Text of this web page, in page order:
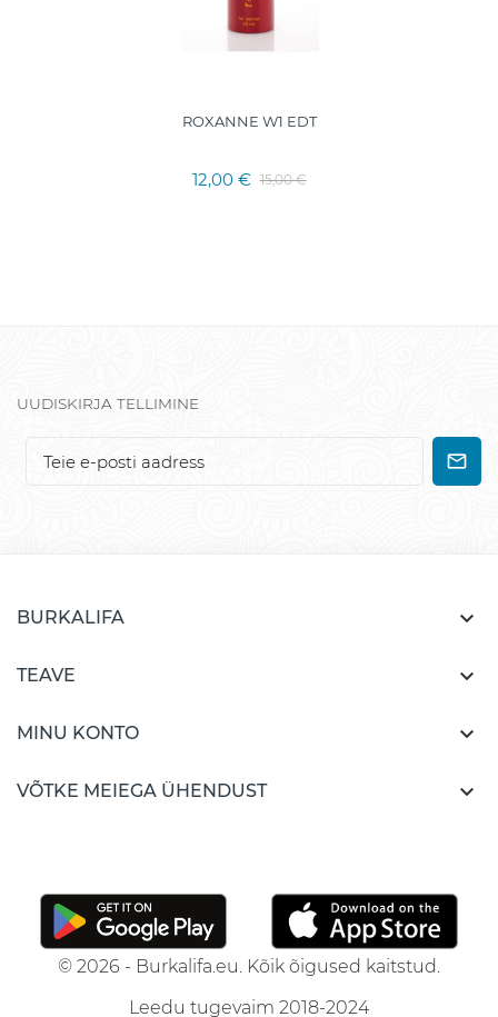
ROXANNE W1 EDT
12,00 € 15,00 €
UUDISKIRJA TELLIMINE
BURKALIFA 
TEAVE 
MINU KONTO 
VÕTKE MEIEGA ÜHENDUST 
© 2026 - Burkalifa.eu. Kõik õigused kaitstud.
Leedu tugevaim 2018-2024